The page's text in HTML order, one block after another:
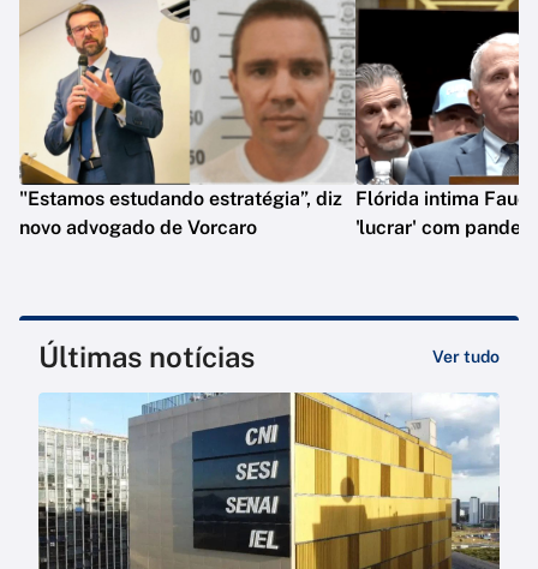
"Estamos estudando estratégia”, diz
novo advogado de Vorcaro
Flórida intima
'lucrar' com
Últimas notícias Ver tudo